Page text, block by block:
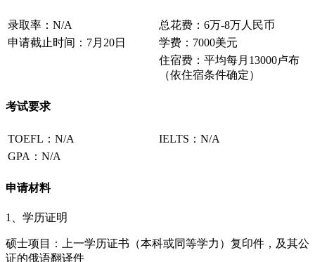
录取率：N/A
总花费：6万-8万人民币
申请截止时间：7月20日
学费：7000美元
住宿费：平均每月13000卢布
（依住宿条件确定）
考试要求
TOEFL：N/A
IELTS：N/A
GPA：N/A
申请材料
1、学历证明
硕士项目：上一学历证书（本科或同等学力）复印件，及其公
证的俄语翻译件